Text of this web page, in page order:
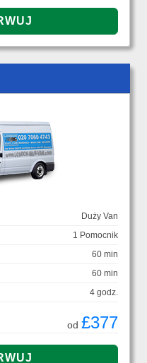
Duży Van
1 Pomocnik
60 min
60 min
4 godz.
od £377